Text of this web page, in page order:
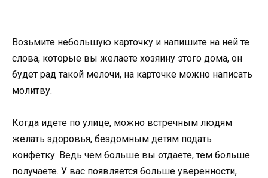
Возьмите небольшую карточку и напишите на ней те
слова, которые вы желаете хозяину этого дома, он
будет рад такой мелочи, на карточке можно написать
молитву.
Когда идете по улице, можно встречным людям
желать здоровья, бездомным детям подать
конфетку. Ведь чем больше вы отдаете, тем больше
получаете. У вас появляется больше уверенности,